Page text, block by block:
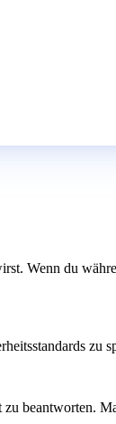
Wenn du
beantworten.